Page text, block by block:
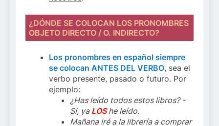
¿DÓNDE SE COLOCAN LOS PRONOMBRES
OBJETO DIRECTO / O. INDIRECTO?
Los pronombres en español siempre
se colocan ANTES DEL VERBO, sea el
verbo presente, pasado o futuro. Por
ejemplo:
¿Has leído todos estos libros? -
Sí, ya LOS he leído.
Mañana iré a la librería a comprar